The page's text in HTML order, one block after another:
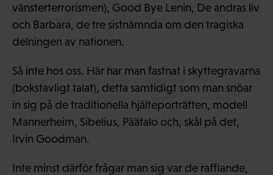
vänsterterrorismen), Good Bye Lenin, De andras liv
och Barbara, de tre sistnämnda om den tragiska
delningen av nationen.
Så inte hos oss. Här har man fastnat i skyttegravarna
(bokstavligt talat), detta samtidigt som man snöar
in sig på de traditionella hjälteporträtten, modell
Mannerheim, Sibelius, Päätalo och, skål på det,
Irvin Goodman.
Inte minst därför frågar man sig var de rafflande,